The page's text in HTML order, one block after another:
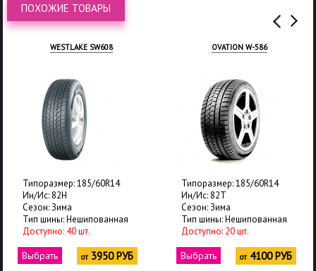
ПОХОЖИЕ ТОВАРЫ
WESTLAKE SW608
Типоразмер: 185/60R14
Ин/Ис: 82H
Сезон: Зима
Тип шины: Нешипованная
Доступно: 40 шт.
Выбрать от3950 РУБ
OVATION W-586
Типоразмер: 185/60R14
Ин/Ис: 82T
Сезон: Зима
Тип шины: Нешипованная
Доступно: 20 шт.
Выбрать от4100 РУБ